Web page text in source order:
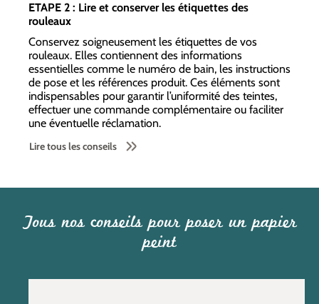
ETAPE 2 : Lire et conserver les étiquettes des
rouleaux
Conservez soigneusement les étiquettes de vos
rouleaux. Elles contiennent des informations
essentielles comme le numéro de bain, les instructions
de pose et les références produit. Ces éléments sont
indispensables pour garantir l’uniformité des teintes,
effectuer une commande complémentaire ou faciliter
une éventuelle réclamation.
Lire tous les conseils
Tous nos conseils pour poser un papier
peint